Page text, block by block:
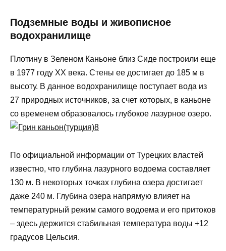
Подземные воды и живописное
водохранилище
Плотину в Зеленом Каньоне близ Сиде построили еще
в 1977 году XX века. Стены ее достигает до 185 м в
высоту. В данное водохранилище поступает вода из
27 природных источников, за счет которых, в каньоне
со временем образовалось глубокое лазурное озеро.
По официальной информации от Турецких властей
известно, что глубина лазурного водоема составляет
130 м. В некоторых точках глубина озера достигает
даже 240 м. Глубина озера напрямую влияет на
температурный режим самого водоема и его притоков
– здесь держится стабильная температура воды +12
градусов Цельсия.